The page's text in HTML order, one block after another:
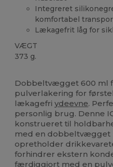
Integreret
komfortabel
Lækagefrit låg for
VÆGT
373 g.
Dobbeltvægget 600 ml
pulverlakering for
lækagefriydeevne.
personlig brug. Denne
konstrueret til
med en dobbeltvægget
opretholder
forhindrer ekstern
færdiggjort med en